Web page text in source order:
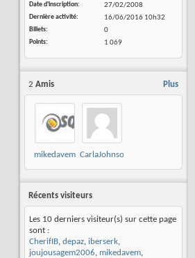
Date d'inscription
27/02/2008
Dernière activité
16/06/2016 10h32
Billets
0
Points
1 069
Plus
2 Amis
mikedavem CarlaJohnson
Récents visiteurs
Les 10 derniers visiteur(s) sur cette page
sont :
CherifIB, depaz, iberserk,
joujousagem2006, mikedavem,